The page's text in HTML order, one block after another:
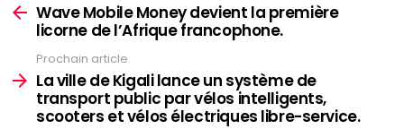
plus Wave Mobile Money devient la première
licorne de l’Afrique francophone.
Prochain article
La ville de Kigali lance un système de
transport public par vélos intelligents,
scooters et vélos électriques libre-service.